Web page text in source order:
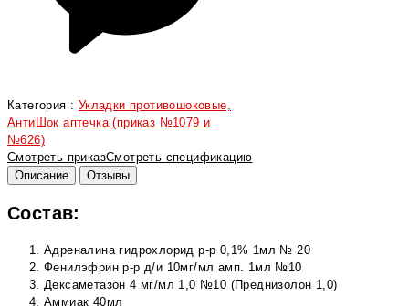
Категория : Укладки противошоковые,
АнтиШок аптечка (приказ №1079 и
№626)
Смотреть приказСмотреть спецификацию
Описание
Отзывы
Состав:
Адреналина гидрохлорид р-р 0,1% 1мл № 20
Фенилэфрин р-р д/и 10мг/мл амп. 1мл №10
Дексаметазон 4 мг/мл 1,0 №10 (Преднизолон 1,0)
Аммиак 40мл